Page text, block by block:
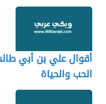
أقوال علي بن أبي
الحب والحياة